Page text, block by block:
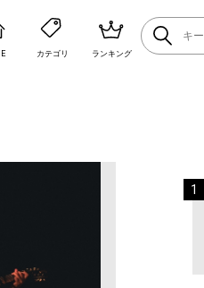
カテゴリ ランキング